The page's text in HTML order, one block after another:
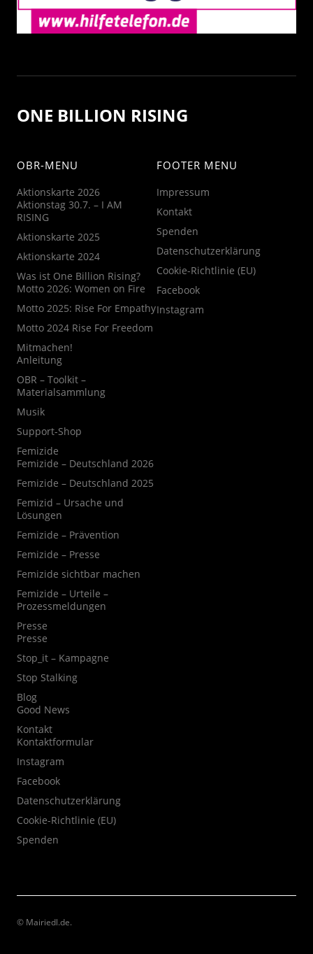
ONE BILLION RISING
OBR-MENU
Aktionskarte 2026
Aktionstag 30.7. – I AM
RISING
Aktionskarte 2025
Aktionskarte 2024
Was ist One Billion Rising?
Motto 2026: Women on Fire
Motto 2025: Rise For Empathy
Motto 2024 Rise For Freedom
Mitmachen!
Anleitung
OBR – Toolkit –
Materialsammlung
Musik
Support-Shop
Femizide
Femizide – Deutschland 2026
Femizide – Deutschland 2025
Femizid – Ursache und
Lösungen
Femizide – Prävention
Femizide – Presse
Femizide sichtbar machen
Femizide – Urteile –
Prozessmeldungen
Presse
Presse
Stop_it – Kampagne
Stop Stalking
Blog
Good News
Kontakt
Kontaktformular
Instagram
Facebook
Datenschutzerklärung
Cookie-Richtlinie (EU)
Spenden
FOOTER MENU
Impressum
Kontakt
Spenden
Datenschutzerklärung
Cookie-Richtlinie (EU)
Facebook
Instagram
© Mairiedl.de